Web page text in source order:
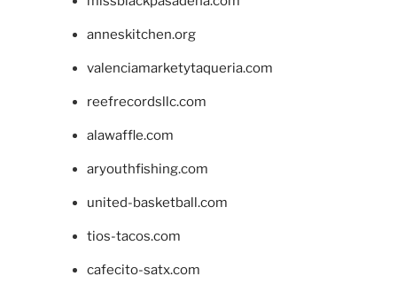
anneskitchen.org
valenciamarketytaqueria.com
reefrecordsllc.com
alawaffle.com
aryouthfishing.com
united-basketball.com
tios-tacos.com
cafecito-satx.com